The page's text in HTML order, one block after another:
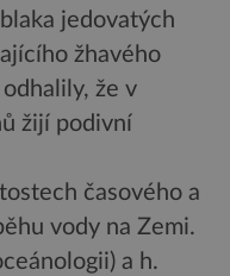
jedovatých
žhavého
že v
žijí podivní
časového a
vody na Zemi.
a h.